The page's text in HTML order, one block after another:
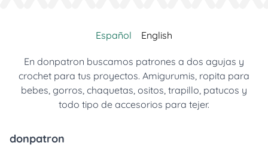
Español English
En donpatron buscamos patrones a dos agujas y
crochet para tus proyectos. Amigurumis, ropita para
bebes, gorros, chaquetas, ositos, trapillo, patucos y
todo tipo de accesorios para tejer.
donpatron